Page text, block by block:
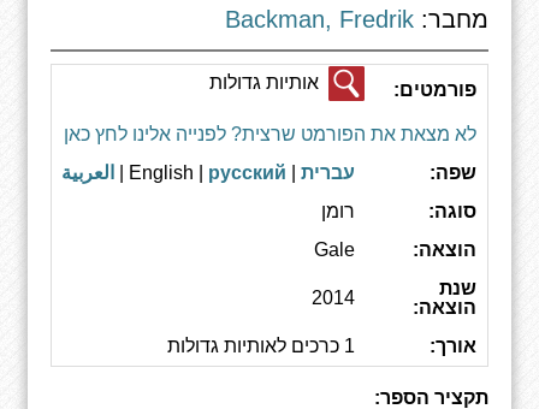
מחבר:Backman, Fredrik
פורמטים: אותיות גדולות
לא מצאת את הפורמט שרצית? לפנייה אלינו לחץ כאן
שפה:
עברית| English |
русский
العربية
סוגה:
רומן
הוצאה:
Gale
שנת
הוצאה:
2014
אורך: 1 כרכים לאותיות גדולות
תקציר הספר: